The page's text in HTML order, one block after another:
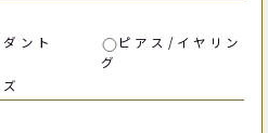
ント
ピアス/イヤリン
グ